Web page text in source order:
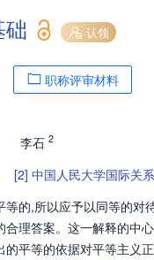
认领
职称评审材料
李石 2
[2] 中国人民大学国际关
等的,所以应予以同等的
合理答案。这一解释的中
的平等的依据对平等主义